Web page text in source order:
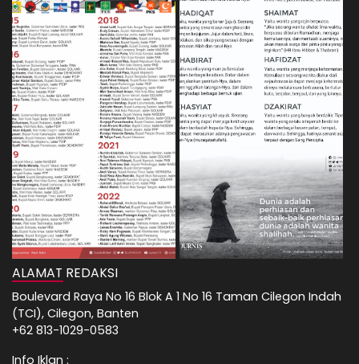
ALAMAT REDAKSI
Boulevard Raya No 16 Blok A 1 No 16 Taman Cilegon Indah
(TCI), Cilegon, Banten
+62 813-1029-0583
Info Iklan :